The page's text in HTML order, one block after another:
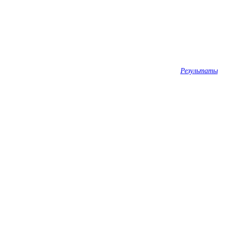
Результаты